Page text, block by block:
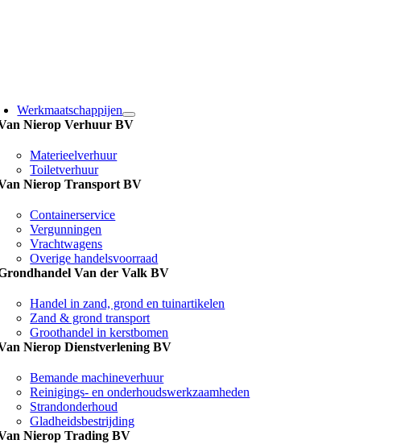
Werkmaatschappijen
Nierop Verhuur BV
Materieelverhuur
Toiletverhuur
Nierop Transport BV
Containerservice
Vergunningen
Vrachtwagens
Overige handelsvoorraad
Van der Valk BV
Handel in zand, grond en tuinartikelen
Zand & grond transport
Groothandel in kerstbomen
Nierop Dienstverlening BV
Bemande machineverhuur
Reinigings- en onderhoudswerkzaamheden
Strandonderhoud
Gladheidsbestrijding
Nierop Trading BV